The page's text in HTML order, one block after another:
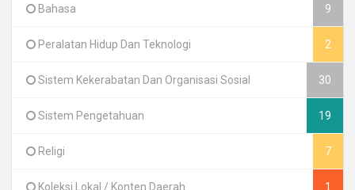
Bahasa 9
Peralatan Hidup Dan Teknologi 2
Sistem Kekerabatan Dan Organisasi Sosial 30
Sistem Pengetahuan 19
Religi 7
Koleksi Lokal / Konten Daerah 1